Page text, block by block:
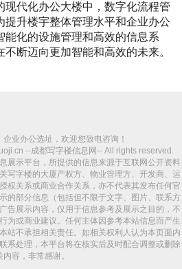
现代化办公大楼中，数字化流程管
提升楼宇整体管理水平和企业办公
能化的设施管理和高效的信息系
断迈向更加智能和高效的未来。
企业办公选址，欢迎您致电咨询！
--成都写字楼信息网-- All rights reserved.
展示平台，所提供的信息来源于互联网公开资料
写字楼的大厦产权方、物业管理方、开发商、运
权关系或商业合作关系，亦不代表其发布任何官
的部分信息（包括但不限于文字、图片、联系方
告展示内容，仅用于信息参考及展示之目的，不
为或商业建议。任何主体因参考本站信息而产生
站不承担相关责任。如相关权利人认为本页面内
系处理，本平台将在核实后及时配合调整或删除
内容，非常感谢。